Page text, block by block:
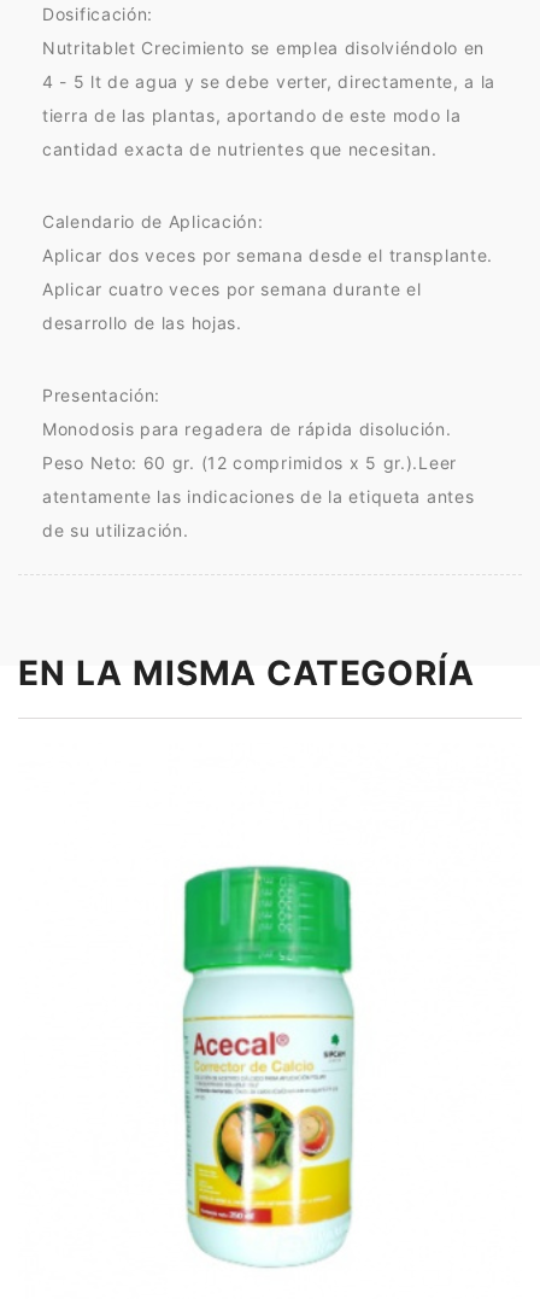
Dosificación:
Nutritablet Crecimiento se emplea disolviéndolo en
4 - 5 lt de agua y se debe verter, directamente, a la
tierra de las plantas, aportando de este modo la
cantidad exacta de nutrientes que necesitan.
Calendario de Aplicación:
Aplicar dos veces por semana desde el transplante.
Aplicar cuatro veces por semana durante el
desarrollo de las hojas.
Presentación:
Monodosis para regadera de rápida disolución.
Peso Neto: 60 gr. (12 comprimidos x 5 gr.).Leer
atentamente las indicaciones de la etiqueta antes
de su utilización.
EN LA MISMA CATEGORÍA